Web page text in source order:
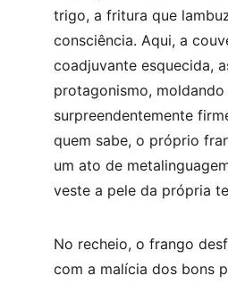
trigo, a fritura que
consciência. Aqui, a
coadjuvante esquecida,
protagonismo, moldando
surpreendentemente
quem sabe, o próprio
um ato de
veste a pele da própria
No recheio, o frango
com a malícia dos bons